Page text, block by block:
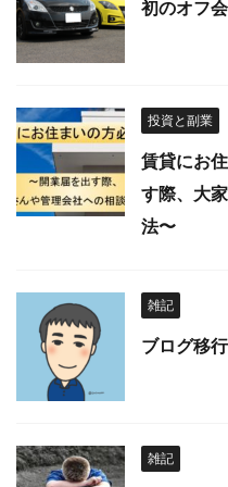
初のオフ会
投資と副業
賃貸にお
す際、大
法〜
雑記
ブログ移
雑記